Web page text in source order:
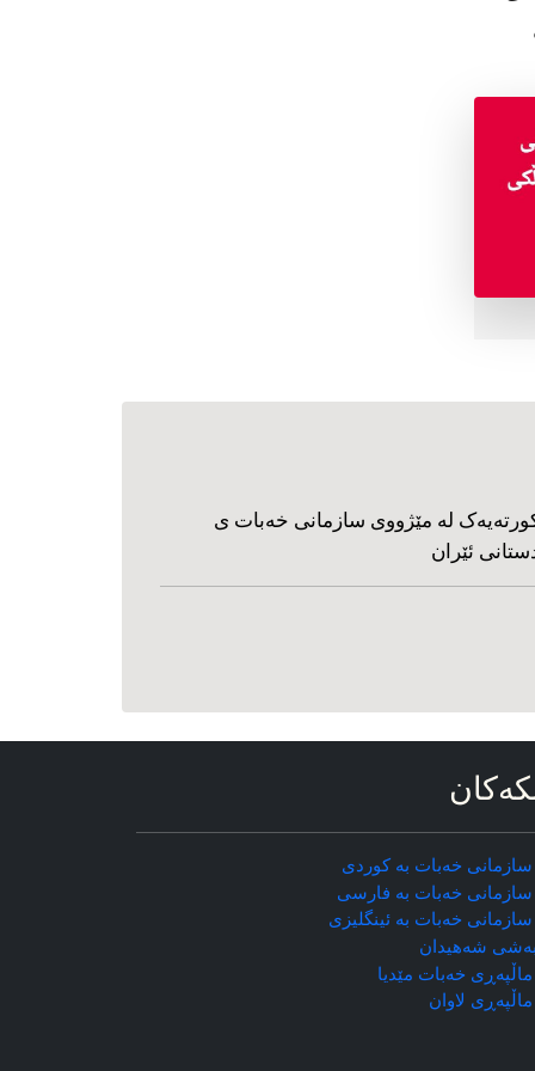
له مێژووی سازمانی خه‌بات ی
ئێران
سازمانی خه‌بات به کوردی
سازمانی خه‌بات به فارسی
سازمانی خه‌بات به ئینگلیزی
شه‌هیدان
خه‌بات مێدیا
ماڵپه‌ڕی لاوان